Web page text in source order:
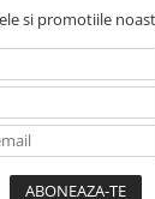
si promotiile